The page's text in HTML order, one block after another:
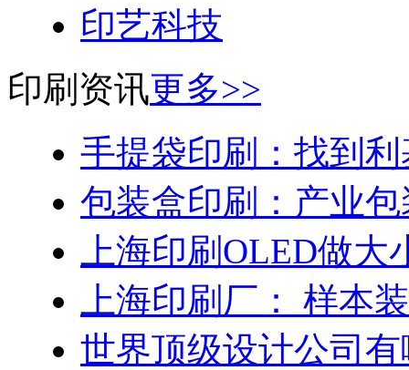
印艺科技
印刷资讯更多>>
手提袋印刷：找到
包装盒印刷：产业
上海印刷OLED做大
上海印刷厂： 样本
世界顶级设计公司